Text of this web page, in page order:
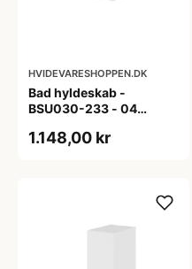
HVIDEVARESHOPPEN.DK
Bad hyldeskab -
BSU030-233 - 04
1.148,00 kr